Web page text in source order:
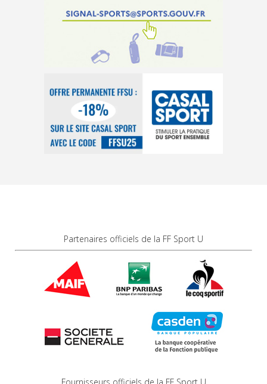
Partenaires officiels de la FF Sport U